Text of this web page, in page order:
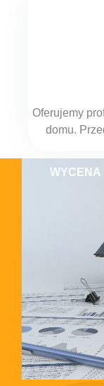
Oferujemy
domu.
WYCENA